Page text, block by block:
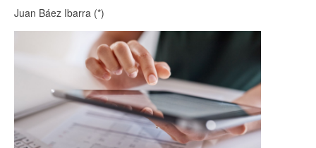
Juan Báez Ibarra (*)